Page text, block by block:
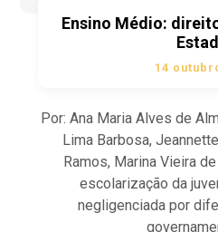
Ensino Médio:
14
Por: Ana Maria Alves de
Lima Barbosa,
Ramos, Marina Vieira
escolarização da
negligenciada por